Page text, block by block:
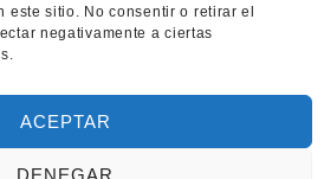
este sitio. No consentir o retirar el
negativamente a ciertas
ACEPTAR
DENEGAR